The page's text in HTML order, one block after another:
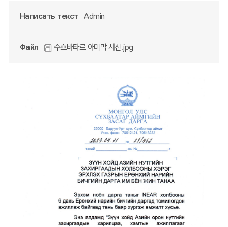
Написать текст Admin
Файл 수흐바타르 아미막 서신.jpg